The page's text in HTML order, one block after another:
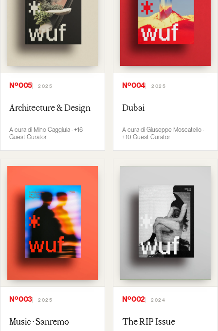
Nº005 2025
Architecture & Design
A cura di Mino Caggiula · +16
Guest Curator
Nº004 2025
Dubai
A cura di Giuseppe Moscatello ·
+10 Guest Curator
Nº003 2025
Music · Sanremo
Nº002 2024
The RIP Issue